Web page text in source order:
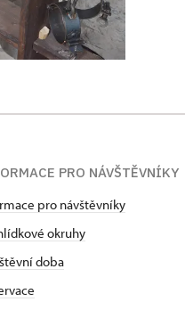
PRO NÁVŠTĚVNÍKY
pro návštěvníky
okruhy
doba